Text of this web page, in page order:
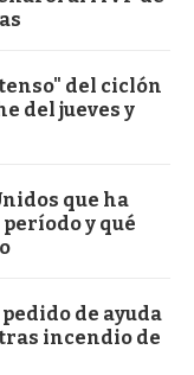
del ciclón
del jueves y
que ha
y qué
de ayuda
incendio de